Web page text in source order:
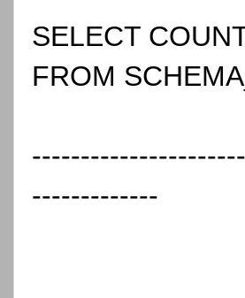
SELECT
FROM
-------------